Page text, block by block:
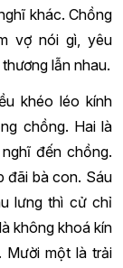
khác. Chồng
vợ nói gì, yêu
lẫn nhau.
khéo léo kính
chồng. Hai là
đến chồng.
đãi bà con. Sáu
lưng thì cử chỉ
không khoá kín
Mười một là trải